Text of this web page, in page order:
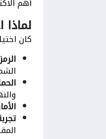
أهم
لماذا
كان